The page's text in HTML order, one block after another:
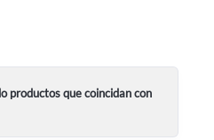
productos que coincidan con